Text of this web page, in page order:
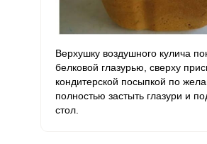
Верхушку воздушного кулича
белковой глазурью, сверху
кондитерской посыпкой по
полностью застыть глазури и
стол.